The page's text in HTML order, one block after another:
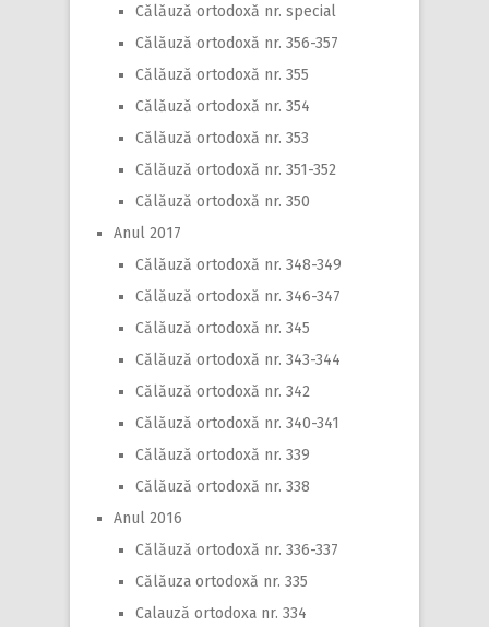
Călăuză ortodoxă nr. special
Călăuză ortodoxă nr. 356-357
Călăuză ortodoxă nr. 355
Călăuză ortodoxă nr. 354
Călăuză ortodoxă nr. 353
Călăuză ortodoxă nr. 351-352
Călăuză ortodoxă nr. 350
Anul 2017
Călăuză ortodoxă nr. 348-349
Călăuză ortodoxă nr. 346-347
Călăuză ortodoxă nr. 345
Călăuză ortodoxă nr. 343-344
Călăuză ortodoxă nr. 342
Călăuză ortodoxă nr. 340-341
Călăuză ortodoxă nr. 339
Călăuză ortodoxă nr. 338
Anul 2016
Călăuză ortodoxă nr. 336-337
Călăuza ortodoxă nr. 335
Calauză ortodoxa nr. 334